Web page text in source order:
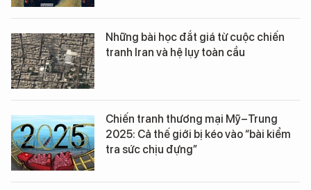
Những bài học đắt giá từ cuộc chiến
tranh Iran và hệ lụy toàn cầu
Chiến tranh thương mại Mỹ–Trung
2025: Cả thế giới bị kéo vào “bài kiểm
tra sức chịu đựng”